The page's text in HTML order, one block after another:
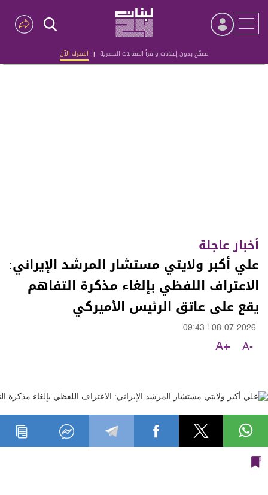
تصفّح بدون إعلانات واقرأ المقالات الحصرية | اشترك الآن
Advertisement
أخبار عاجلة
علي أكبر ولايتي مستشار المرشد الإيراني:
الاعتراف اللفظي بإلغاء مذكرة التفاهم
يقع على عاتق الرئيس الأميركي
08-07-2026
09:43
A-
A+